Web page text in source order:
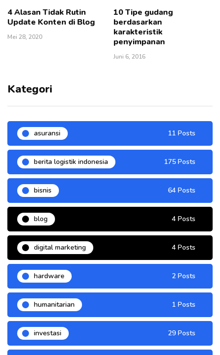
4 Alasan Tidak Rutin
Update Konten di Blog
Mei 28, 2020
10 Tipe gudang
berdasarkan
karakteristik
penyimpanan
Juni 6, 2016
Kategori
asuransi 11 Posts
berita logistik indonesia 175 Posts
bisnis 64 Posts
blog 4 Posts
digital marketing 4 Posts
hardware 2 Posts
humanitarian 1 Posts
investasi 29 Posts